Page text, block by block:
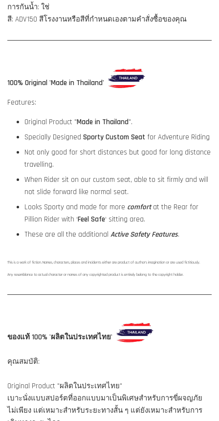
การกันน้ำ: ใช่
สี: ADV150 สีโรงงานหรือสีที่กำหนดเองตามคำสั่งซื้อของคุณ
100% Original 'Made in Thailand'
Features:
Original Product "Made in Thailand".
Specially Designed Sporty Custom Seat for Adventure Riding
Not only good for short distances but good for long distance
travelling.
When Rider sit on our custom seat, able to sit firmly and will
not slide forward like normal seat.
Looks Sporty and made for more comfort at the Rear for
Pillion Rider with ‘Feel Safe‘ sitting area.
These are all the additional Active Safety Features.
This is a work of fiction. Names, characters, places and incidents either are product of author's imagination or are used fictitiously.
Any resemblance to actual character or names of any copyrighted product is entirely belong to the copyright holder.
ของแท้ 100% 'ผลิตในประเทศไทย'
คุณสมบัติ:
Original Product "ผลิตในประเทศไทย"
เบาะนั่งแบบสปอร์ตที่ออกแบบมาเป็นพิเศษสำหรับการขี่ผจญภัย
ไม่เพียง แต่เหมาะสำหรับระยะทางสั้น ๆ แต่ยังเหมาะสำหรับการ